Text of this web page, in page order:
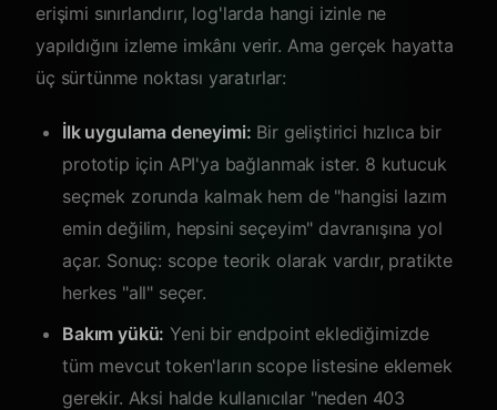
erişimi sınırlandırır, log'larda hangi izinle ne
yapıldığını izleme imkânı verir. Ama gerçek hayatta
üç sürtünme noktası yaratırlar:
İlk uygulama deneyimi: Bir geliştirici hızlıca bir
prototip için API'ya bağlanmak ister. 8 kutucuk
seçmek zorunda kalmak hem de "hangisi lazım
emin değilim, hepsini seçeyim" davranışına yol
açar. Sonuç: scope teorik olarak vardır, pratikte
herkes "all" seçer.
Bakım yükü: Yeni bir endpoint eklediğimizde
tüm mevcut token'ların scope listesine eklemek
gerekir. Aksi halde kullanıcılar "neden 403